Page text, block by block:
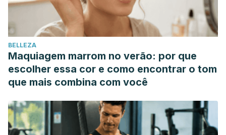
Available at:
https://pdfs.semanticscholar.org/f95a/
Accessed 08/05/2020.
BELLEZA
Maquiagem marrom no verão: por que
escolher essa cor e como encontrar o tom
que mais combina com você